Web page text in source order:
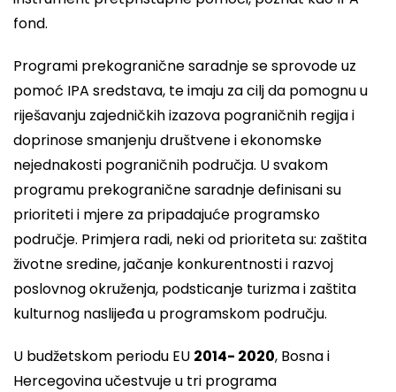
fond.
Programi prekogranične saradnje se sprovode uz
pomoć IPA sredstava, te imaju za cilj da pomognu u
riješavanju zajedničkih izazova pograničnih regija i
doprinose smanjenju društvene i ekonomske
nejednakosti pograničnih područja. U svakom
programu prekogranične saradnje definisani su
prioriteti i mjere za pripadajuće programsko
područje. Primjera radi, neki od prioriteta su: zaštita
životne sredine, jačanje konkurentnosti i razvoj
poslovnog okruženja, podsticanje turizma i zaštita
kulturnog naslijeđa u programskom području.
U budžetskom periodu EU 2014- 2020, Bosna i
Hercegovina učestvuje u tri programa